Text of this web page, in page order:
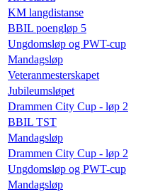
KM langdistanse
BBIL poengløp 5
Ungdomsløp og PWT-cup
Mandagsløp
Veteranmesterskapet
Jubileumsløpet
Drammen City Cup - løp 2
BBIL TST
Mandagsløp
Drammen City Cup - løp 2
Ungdomsløp og PWT-cup
Mandagsløp